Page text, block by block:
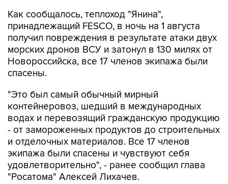
Как сообщалось, теплоход "Янина",
принадлежащий FESCO, в ночь на 1 августа
получил повреждения в результате атаки двух
морских дронов ВСУ и затонул в 130 милях от
Новороссийска, все 17 членов экипажа были
спасены.
"Это был самый обычный мирный
контейнеровоз, шедший в международных
водах и перевозящий гражданскую продукцию
- от замороженных продуктов до строительных
и отделочных материалов. Все 17 членов
экипажа были спасены и чувствуют себя
удовлетворительно", - ранее сообщил глава
"Росатома" Алексей Лихачев.